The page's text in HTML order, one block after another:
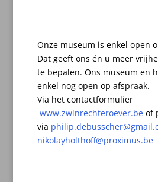
Onze museum is enkel open
Dat geeft ons én u meer
te bepalen. Ons museum en
enkel nog open op afspraak.
Via het contactformulier
www.zwinrechteroever.be of
via
nikolayholthoff@proximus.be